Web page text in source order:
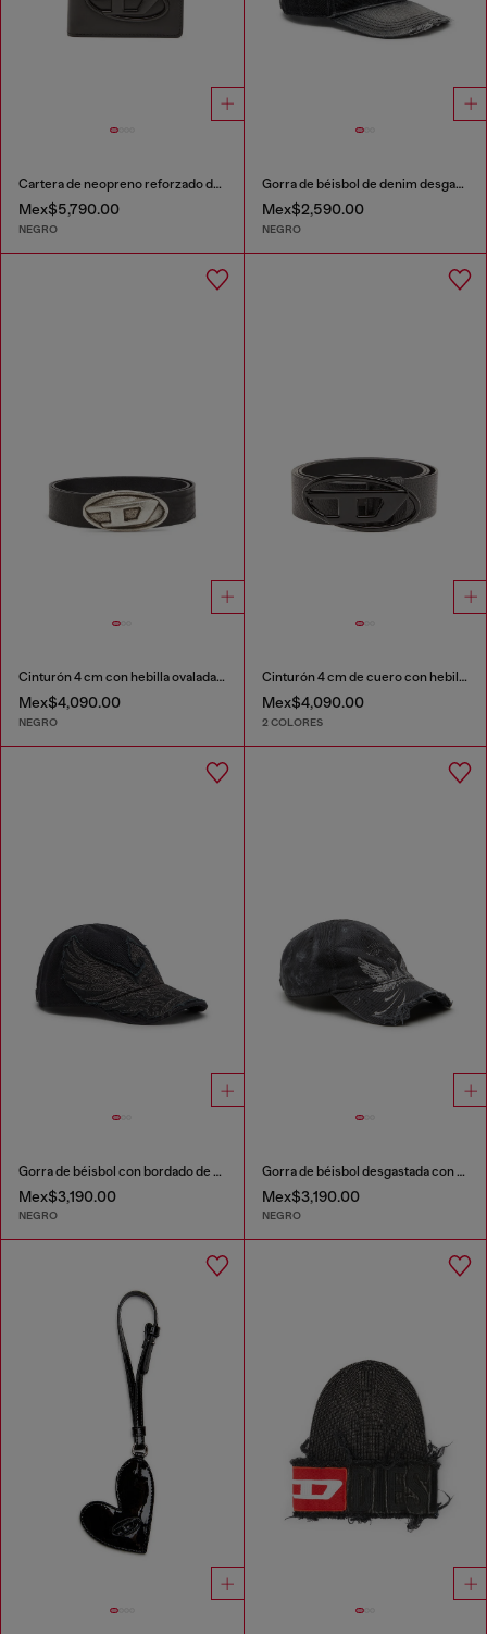
Cartera de neopreno reforzado de piel
Mex$5,790.00
NEGRO
Gorra de béisbol de denim desgastado
Mex$2,590.00
NEGRO
Cinturón 4 cm con hebilla ovalada en forma de D
Mex$4,090.00
NEGRO
Cinturón 4 cm de cuero con hebilla mate Oval D
Mex$4,090.00
2 COLORES
Gorra de béisbol con bordado de fénix
Mex$3,190.00
NEGRO
Gorra de béisbol desgastada con estampado de Phoenix
Mex$3,190.00
NEGRO